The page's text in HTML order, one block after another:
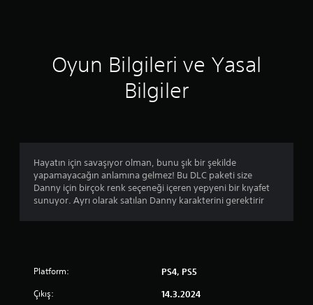
n
2
ı
l
Oyun Bilgileri ve Yasal
Bilgiler
Hayatın için savaşıyor olman, bunu şık bir şekilde
yapamayacağın anlamına gelmez! Bu DLC paketi size
Danny için birçok renk seçeneği içeren yepyeni bir kıyafet
sunuyor. Ayrı olarak satılan Danny karakterini gerektirir
Platform: PS4, PS5
Çıkış: 14.3.2024